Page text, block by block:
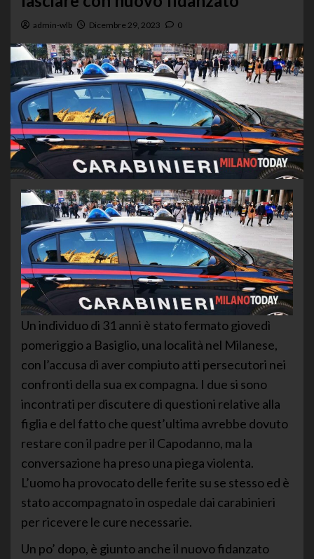
admin-wlb Dicembre 29, 2023 0
Un individuo di 31 anni è stato fermato giovedì
pomeriggio a Basiglio, una località nel Milanese,
con l’accusa di aver compiuto atti persecutori nei
confronti della sua ex compagna. I due si sono
incontrati per discutere di questioni relative alla
figlia e del fatto che quest’ultima avrebbe dovuto
restare con il padre per il Capodanno, ma la
conversazione ha preso una piega violenta.
L’uomo ha provocato delle ferite su se stesso ed è
stato accompagnato in ospedale dai carabinieri
per ricevere le cure necessarie.
Un po’ dopo, è giunto anche il nuovo fidanzato